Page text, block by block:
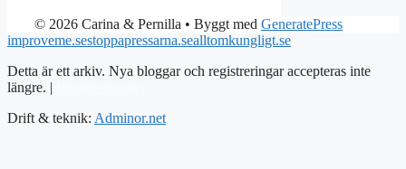
© 2026 Carina & Pernilla • Byggt med GeneratePress
improveme.sestoppapressarna.sealltomkungligt.se
Detta är ett arkiv. Nya bloggar och registreringar accepteras inte
längre. |
Drift & teknik: Adminor.net